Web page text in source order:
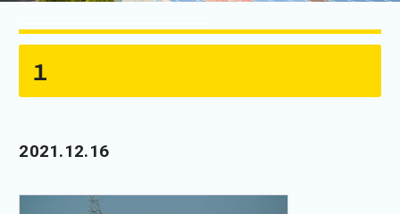
１
2021.12.16